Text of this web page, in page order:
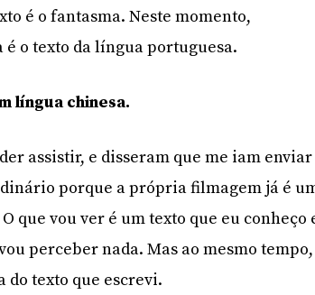
é o fantasma. Neste momento,
o texto da língua portuguesa.
língua chinesa.
assistir, e disseram que me iam enviar
porque a própria filmagem já é
que vou ver é um texto que eu conheço
perceber nada. Mas ao mesmo tempo,
texto que escrevi.